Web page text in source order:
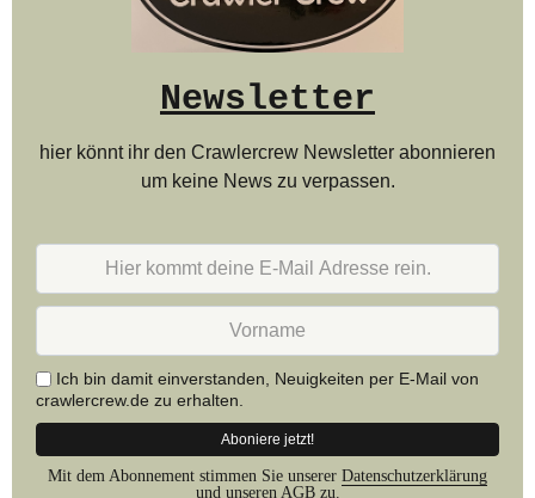
Newsletter
hier könnt ihr den Crawlercrew Newsletter abonnieren
um keine News zu verpassen.
Hier
deine
Adresse
rein.
Vorname
Ich bin damit einverstanden, Neuigkeiten per E-Mail von
crawlercrew.de zu erhalten.
Mit dem Abonnement stimmen Sie unserer Datenschutzerklärung
und unseren AGB zu.